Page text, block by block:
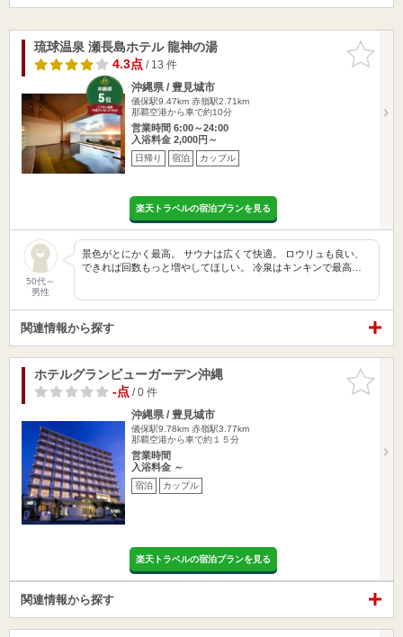
お気に入
りに追加
琉球温泉 瀬長島ホテル 龍神の湯
4.3点/ 13 件
沖縄県 / 豊見城市
儀保駅9.47km 赤嶺駅2.71km
那覇空港から車で約10分
営業時間 6:00～24:00
入浴料金 2,000円～
日帰り 宿泊 カップル
楽天トラベルの宿泊プランを見る
50代～
男性
景色がとにかく最高。 サウナは広くて快適。 ロウリュも良い、
できれば回数もっと増やしてほしい。 冷泉はキンキンで最高…
関連情報から探す
お気に入
りに追加
ホテルグランビューガーデン沖縄
-点/ 0 件
沖縄県 / 豊見城市
儀保駅9.78km 赤嶺駅3.77km
那覇空港から車で約１５分
営業時間
入浴料金 ～
宿泊 カップル
楽天トラベルの宿泊プランを見る
関連情報から探す